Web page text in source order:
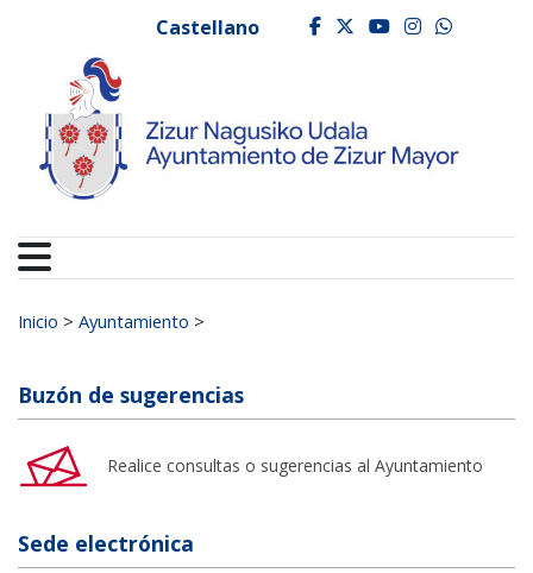
Ayuntamiento de
Castellano facebook
twitter
youtube
Buscar:
Inicio > Ayuntamiento >
Buzón de sugerencias
Realice consultas o sugerencias al Ayuntamiento
Sede electrónica